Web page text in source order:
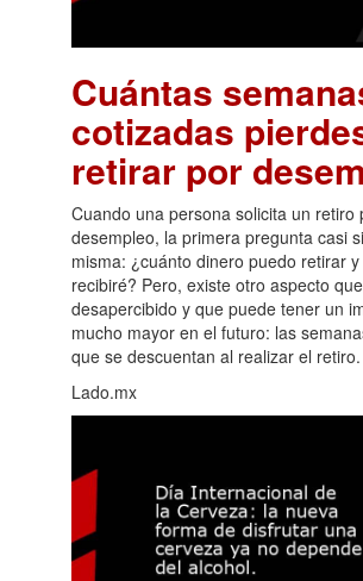
Cuántas
cotizadas
retirar por
Cuando una persona solicita un retiro
desempleo, la primera pregunta casi
misma: ¿cuánto dinero puedo retirar
recibiré? Pero, existe otro aspecto
desapercibido y que puede tener un
mucho mayor en el futuro: las
que se descuentan al realizar el retiro.
Lado.mx